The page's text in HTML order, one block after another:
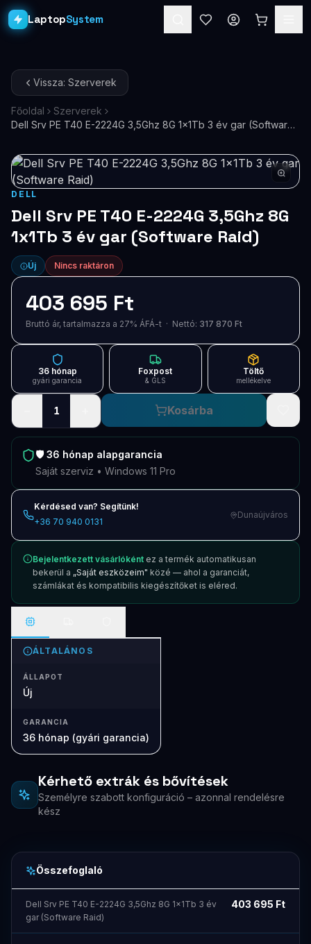
LaptopSystem
Asztali PC-k
Workstation PRO
Monitorok
Dokkolók
Kiegészítők
Akciók
Blog
Támogatás
Új termékek
Keresés
Vissza: Szerverek
Főoldal
Szerverek
Dell Srv PE T40 E-2224G 3,5Ghz 8G 1x1Tb 3 év gar (Software
DELL
Dell Srv PE T40 E-2224G 3,5Ghz 8G
1x1Tb 3 év gar (Software Raid)
Új Nincs raktáron
403 695 Ft
Bruttó ár, tartalmazza a 27% ÁFÁ-t · Nettó: 317 870 Ft
36 hónap
gyári garancia
Foxpost
& GLS
Töltő
mellékelve
1 Kosárba
🛡️36 hónap alapgarancia
Saját szerviz • Windows 11 Pro
Kérdésed van? Segítünk!
+36 70 940 0131
Dunaújváros
Bejelentkezett vásárlóként ez a termék automatikusan
bekerül a „Saját eszközeim" közé — ahol a garanciát,
számlákat és kompatibilis kiegészítőket is eléred.
ÁLTALÁNOS
ÁLLAPOT
Új
GARANCIA
36 hónap (gyári garancia)
Kérhető extrák és bővítések
Személyre szabott konfiguráció – azonnal rendelésre
kész
Összefoglaló
Dell Srv PE T40 E-2224G 3,5Ghz 8G 1x1Tb 3 év
gar (Software Raid)
403 695 Ft